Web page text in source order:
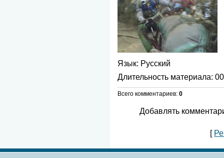
Язык: Русский
Длительность материала:
Всего комментариев: 0
Добавлять
[